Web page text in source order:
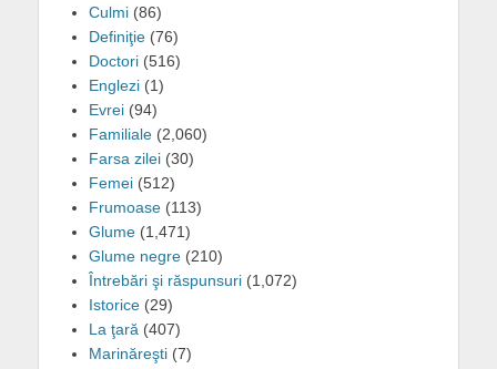
Culmi (86)
Definiţie (76)
Doctori (516)
Englezi (1)
Evrei (94)
Familiale (2,060)
Farsa zilei (30)
Femei (512)
Frumoase (113)
Glume (1,471)
Glume negre (210)
Întrebări şi răspunsuri (1,072)
Istorice (29)
La ţară (407)
Marinăreşti (7)